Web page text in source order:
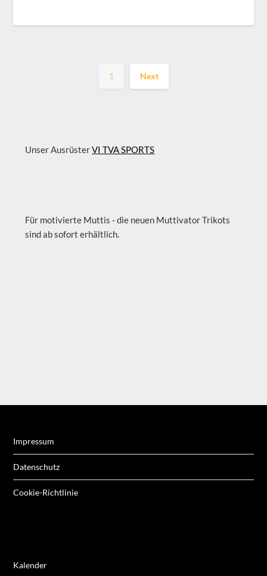
1 Next
Unser AusrüsterVI TVA SPORTS
Für motivierte Muttis - die neuen Muttivator Trikots
sind ab sofort erhältlich.
Impressum
Datenschutz
Cookie-Richtlinie
Kalender